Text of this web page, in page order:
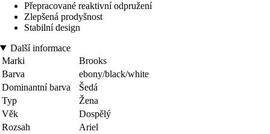
Přepracované reaktivní odpružení
Zlepšená prodyšnost
Stabilní design
Další informace
Marki
Brooks
Barva
ebony/black/white
Dominantní barva
Šedá
Typ
Žena
Věk
Dospělý
Rozsah
Ariel